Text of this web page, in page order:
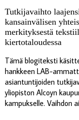
Tutkijavaihto
kansainvälisen
merkityksestä
kiertotaloudessa
Tämä blogiteksti
hankkeen LAB-
asiantuntijoiden
yliopiston Alcoyn
kampukselle. Vaihdon